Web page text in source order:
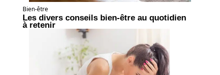
Bien-être
Les divers conseils bien-être au quotidien
à retenir